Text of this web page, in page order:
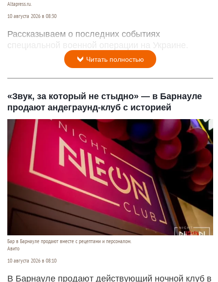
Altapress.ru.
10 августа 2026 в 08:30
Рассказываем о последних событиях
специальной военной операции на Украине.
Читать полностью
«Звук, за который не стыдно» — в Барнауле
продают андеграунд-клуб с историей
Бар в Барнауле продают вместе с рецептами и персоналом.
Авито
10 августа 2026 в 08:10
В Барнауле продают действующий ночной клуб в